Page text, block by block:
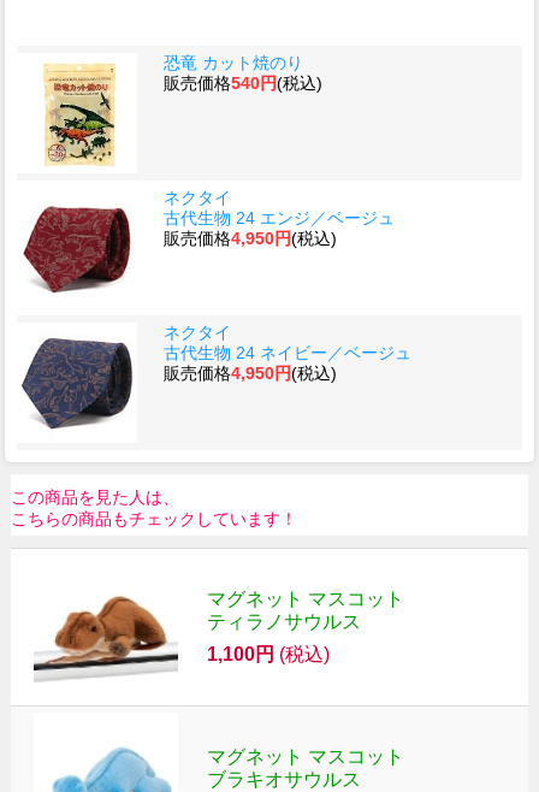
恐竜 カット焼のり
販売価格540円(税込)
ネクタイ
古代生物 24 エンジ／ベージュ
販売価格4,950円(税込)
ネクタイ
古代生物 24 ネイビー／ベージュ
販売価格4,950円(税込)
この商品を見た人は、
こちらの商品もチェックしています！
マグネット マスコット
ティラノサウルス
1,100円 (税込)
マグネット マスコット
ブラキオサウルス